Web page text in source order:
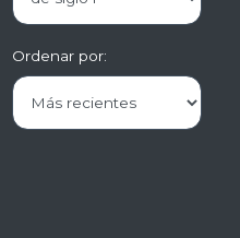
Ordenar por: